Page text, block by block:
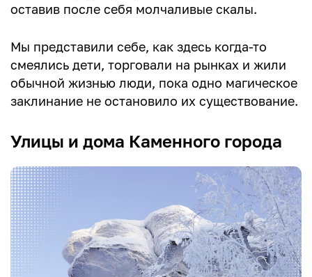
оставив после себя молчаливые скалы.
Мы представили себе, как здесь когда-то
смеялись дети, торговали на рынках и жили
обычной жизнью люди, пока одно магическое
заклинание не остановило их существование.
Улицы и дома Каменного города